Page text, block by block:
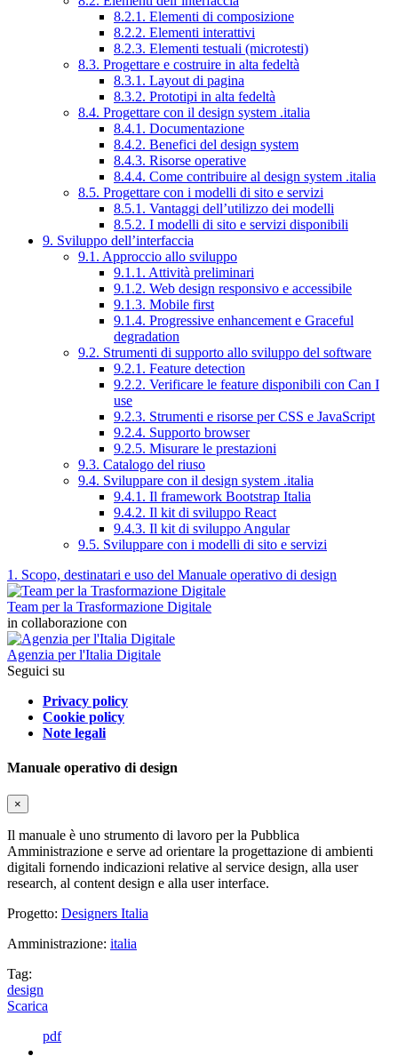
8.2.1. Elementi di composizione
8.2.2. Elementi interattivi
8.2.3. Elementi testuali (microtesti)
8.3. Progettare e costruire in alta fedeltà
8.3.1. Layout di pagina
8.3.2. Prototipi in alta fedeltà
8.4. Progettare con il design system .italia
8.4.1. Documentazione
8.4.2. Benefici del design system
8.4.3. Risorse operative
8.4.4. Come contribuire al design system .italia
8.5. Progettare con i modelli di sito e servizi
8.5.1. Vantaggi dell’utilizzo dei modelli
8.5.2. I modelli di sito e servizi disponibili
9. Sviluppo dell’interfaccia
9.1. Approccio allo sviluppo
9.1.1. Attività preliminari
9.1.2. Web design responsivo e accessibile
9.1.3. Mobile first
9.1.4. Progressive enhancement e Graceful
degradation
9.2. Strumenti di supporto allo sviluppo del software
9.2.1. Feature detection
9.2.2. Verificare le feature disponibili con Can I
use
9.2.3. Strumenti e risorse per CSS e JavaScript
9.2.4. Supporto browser
9.2.5. Misurare le prestazioni
9.3. Catalogo del riuso
9.4. Sviluppare con il design system .italia
9.4.1. Il framework Bootstrap Italia
9.4.2. Il kit di sviluppo React
9.4.3. Il kit di sviluppo Angular
9.5. Sviluppare con i modelli di sito e servizi
1. Scopo, destinatari e uso del Manuale operativo di design
Team per la Trasformazione Digitale
in collaborazione con
Agenzia per l'Italia Digitale
Seguici su
Privacy policy
Cookie policy
Note legali
Manuale operativo di design
×
Il manuale è uno strumento di lavoro per la Pubblica
Amministrazione e serve ad orientare la progettazione di ambienti
digitali fornendo indicazioni relative al service design, alla user
research, al content design e alla user interface.
Progetto: Designers Italia
Amministrazione: italia
Tag:
design
Scarica
pdf